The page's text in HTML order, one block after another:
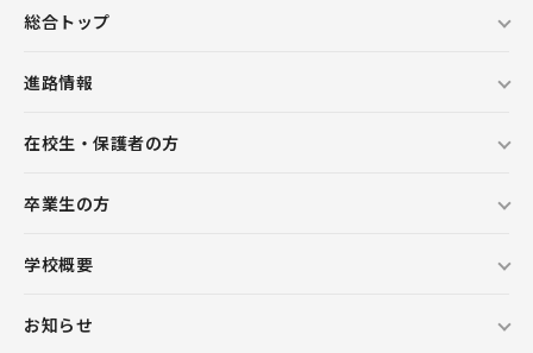
総合トップ
進路情報
在校生・保護者の方
卒業生の方
学校概要
お知らせ